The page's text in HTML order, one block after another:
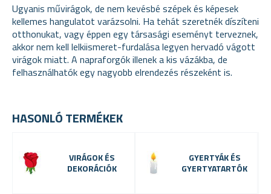
Ugyanis művirágok, de nem kevésbé szépek és képesek
kellemes hangulatot varázsolni. Ha tehát szeretnék díszíteni
otthonukat, vagy éppen egy társasági eseményt terveznek,
akkor nem kell lelkiismeret-furdalása legyen hervadó vágott
virágok miatt. A napraforgók illenek a kis vázákba, de
felhasználhatók egy nagyobb elrendezés részeként is.
HASONLÓ TERMÉKEK
VIRÁGOK ÉS
DEKORÁCIÓK
GYERTYÁK ÉS
GYERTYATARTÓK